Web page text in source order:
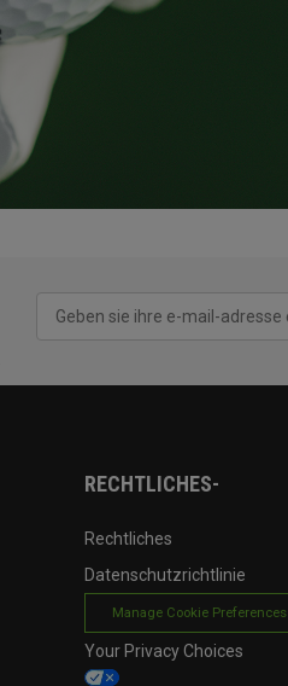
RECHTLICHES-
Rechtliches
Datenschutzrichtlinie
Manage Cookie Preferences
Your Privacy Choices